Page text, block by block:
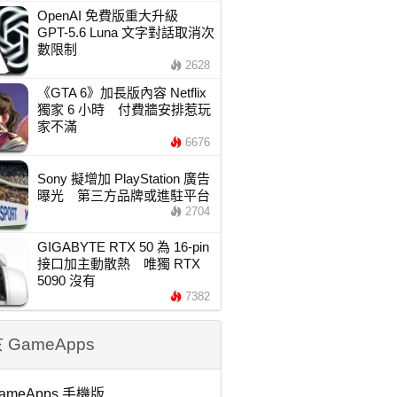
OpenAI 免費版重大升級
GPT-5.6 Luna 文字對話取消次
數限制
2628
《GTA 6》加長版內容 Netflix
獨家 6 小時 付費牆安排惹玩
家不滿
6676
Sony 擬增加 PlayStation 廣告
曝光 第三方品牌或進駐平台
2704
GIGABYTE RTX 50 為 16-pin
接口加主動散熱 唯獨 RTX
5090 沒有
7382
GameApps
手機版